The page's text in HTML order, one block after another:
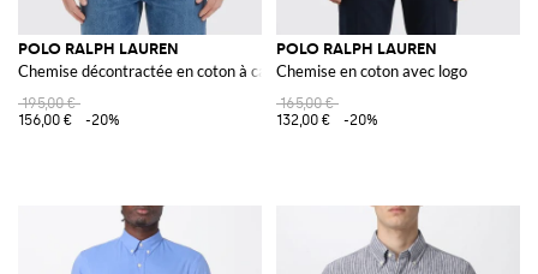
POLO RALPH LAUREN
Chemise décontractée en coton à carreaux
195,00 €
156,00 €
-20%
POLO RALPH LAUREN
Chemise en coton avec logo
165,00 €
132,00 €
-20%